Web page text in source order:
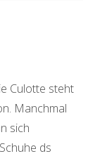
Culotte steht
Manchmal
sich
ds